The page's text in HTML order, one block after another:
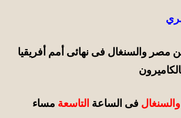
مصر والسنغال فى نهائى أمم أفريقيا
فى الساعة التاسعة مساء